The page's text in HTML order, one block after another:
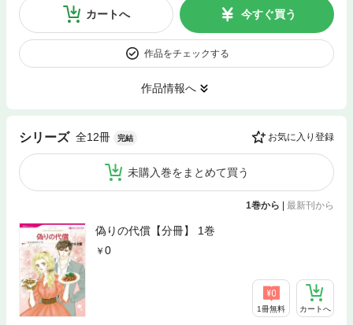
カートへ 今すぐ買う
作品をチェックする
作品情報へ
シリーズ 全12冊 完結 お気に入り登録
未購入巻をまとめて買う
1巻から 最新刊から
偽りの代償【分冊】 1巻
0
1冊無料 カートへ